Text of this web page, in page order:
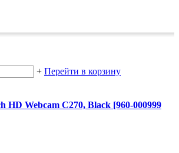
+ Перейти в корзину
HD Webcam C270, Black [960-000999